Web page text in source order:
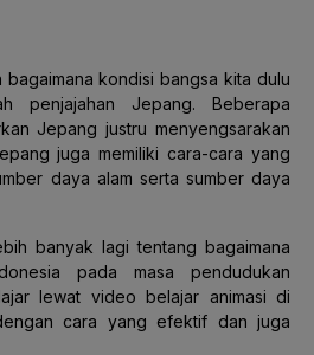
kondisi bangsa kita dulu
penjajahan Jepang. Beberapa
Jepang justru menyengsarakan
juga memiliki cara-cara yang
daya alam serta sumber daya
banyak lagi tentang bagaimana
pada masa pendudukan
lewat video belajar animasi di
cara yang efektif dan juga